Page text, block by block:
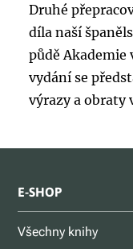
Druhé
díla naší
půdě Akademie
vydání se
výrazy a obraty
E-SHOP
Všechny knihy